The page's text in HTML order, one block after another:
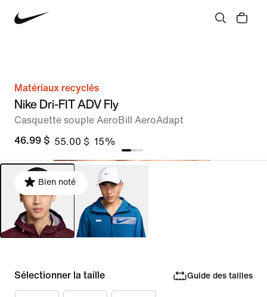
Matériaux recyclés
Nike Dri-FIT ADV Fly
Casquette souple AeroBill AeroAdapt
46.99 $ 55.00 $ 15%
Bien noté
Sélectionner la taille Guide des tailles